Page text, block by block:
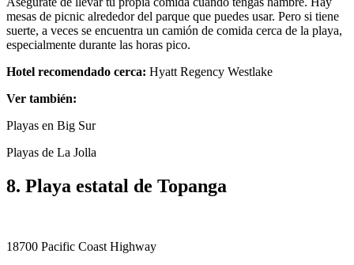
mesas de picnic alrededor del parque que puedes usar. Pero si tiene
suerte, a veces se encuentra un camión de comida cerca de la playa,
especialmente durante las horas pico.
Hotel recomendado cerca: Hyatt Regency Westlake
Ver también:
Playas en Big Sur
Playas de La Jolla
8. Playa estatal de Topanga
18700 Pacific Coast Highway